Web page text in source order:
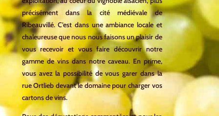
précisément dans la cité médiévale de
Ribeauvillé. C’est dans une ambiance locale et
chaleureuse que nous nous faisons un plaisir de
vous recevoir et vous faire découvrir notre
gamme de vins dans notre caveau. En prime,
vous avez la possibilité de vous garer dans la
rue Ortlieb devant le domaine pour charger vos
cartons de vins.